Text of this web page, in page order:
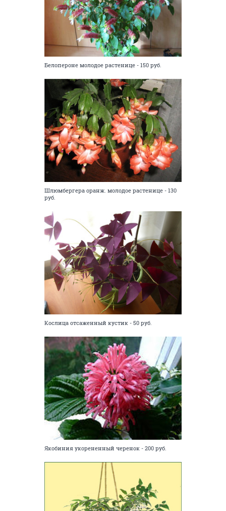
Белопероне молодое растенице - 150 руб.
Шлюмбергера оранж. молодое растенице - 130
руб.
Кослица отсаженный кустик - 50 руб.
Якобиния укорененный черенок - 200 руб.